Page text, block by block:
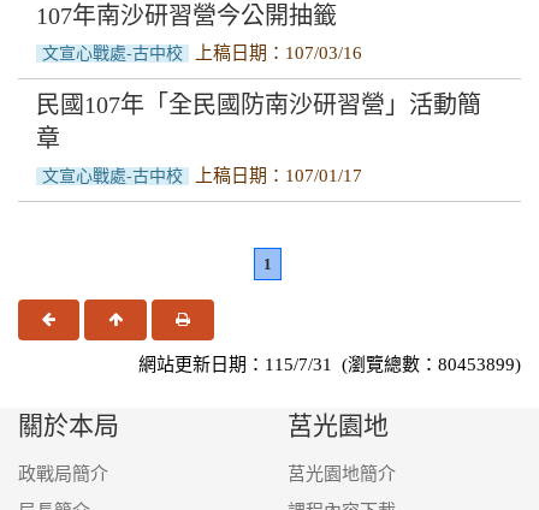
107年南沙研習營今公開抽籤
文宣心戰處-古中校 上稿日期：107/03/16
民國107年「全民國防南沙研習營」活動簡
章
文宣心戰處-古中校 上稿日期：107/01/17
1
上一頁 回頂端 友善列印
網站更新日期：115/7/31 (瀏覽總數：80453899)
關於本局
政戰局簡介
莒光園地
莒光園地簡介